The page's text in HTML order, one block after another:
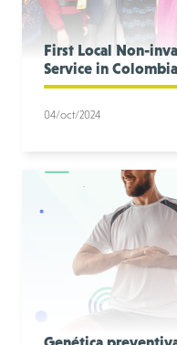
First Local Non-
Service in Colombia
04/oct/2024